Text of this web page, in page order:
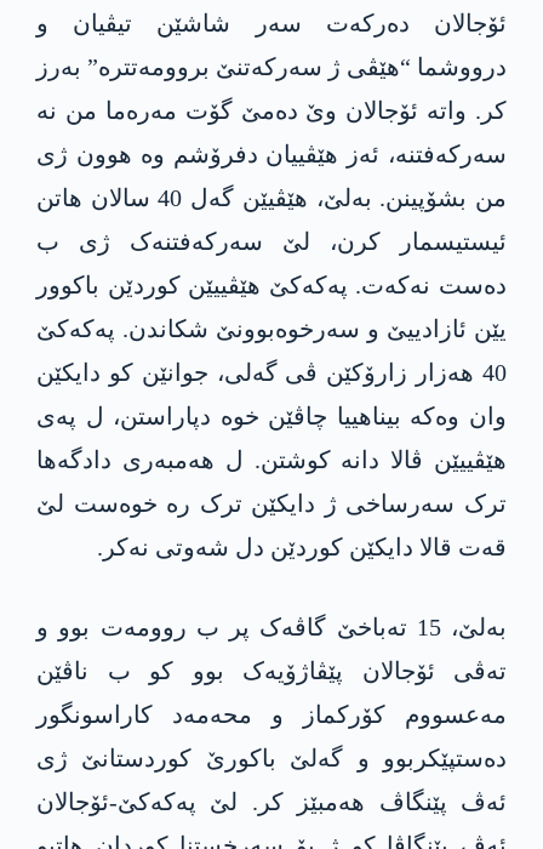
ئۆجالان دەرکەت سەر شاشێن تیڤیان و
درووشما “ھێڤی ژ سەرکەتنێ بروومەتترە” بەرز
کر. واتە ئۆجالان وێ دەمێ گۆت مەرەما من نە
سەرکەفتنە، ئەز ھێڤییان دفرۆشم وە ھوون ژی
من بشۆپینن. بەلێ، ھێڤیێن گەل 40 سالان ھاتن
ئیستیسمار کرن، لێ سەرکەفتنەک ژی ب
دەست نەکەت. پەکەکێ ھێڤییێن کوردێن باکوور
یێن ئازادییێ و سەرخوەبوونێ شکاندن. پەکەکێ
40 ھەزار زارۆکێن ڤی گەلی، جوانێن کو دایکێن
وان وەکە بیناھییا چاڤێن خوە دپاراستن، ل پەی
ھێڤییێن ڤالا دانە کوشتن. ل ھەمبەری دادگەھا
ترک سەرساخی ژ دایکێن ترک رە خوەست لێ
قەت قالا دایکێن کوردێن دل شەوتی نەکر.
بەلێ، 15 تەباخێ گاڤەک پر ب روومەت بوو و
تەڤی ئۆجالان پێڤاژۆیەک بوو کو ب ناڤێن
مەعسووم کۆرکماز و محەمەد کاراسونگور
دەستپێکربوو و گەلێ باکورێ کوردستانێ ژی
ئەڤ پێنگاڤ ھەمبێز کر. لێ پەکەکێ-ئۆجالان